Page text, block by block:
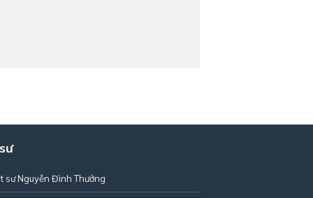
sư Nguyễn Đình Thưởng